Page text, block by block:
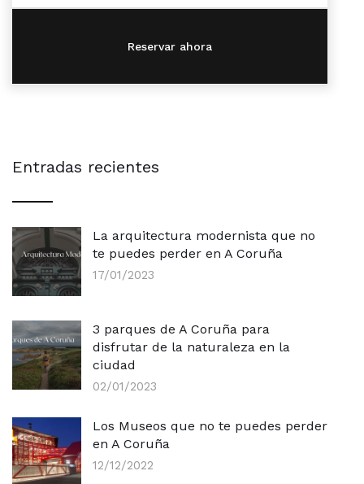
Entradas recientes
La arquitectura modernista que no
te puedes perder en A Coruña
17/01/2023
3 parques de A Coruña para
disfrutar de la naturaleza en la
ciudad
02/01/2023
Los Museos que no te puedes perder
en A Coruña
12/12/2022